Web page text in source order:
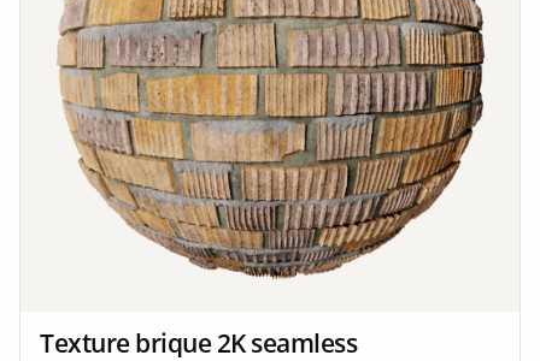
Texture brique 2K seamless